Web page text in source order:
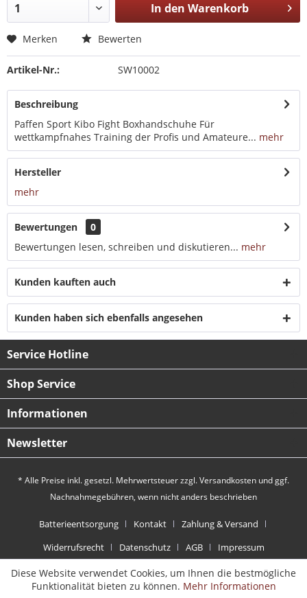
In den Warenkorb
Merken Bewerten
Artikel-Nr.: SW10002
Beschreibung
Paffen Sport Kibo Fight Boxhandschuhe Für
wettkampfnahes Training der Profis und Amateure... mehr
Hersteller
mehr
Bewertungen
0
Bewertungen lesen, schreiben und diskutieren... mehr
Kunden kauften auch
Kunden haben sich ebenfalls angesehen
Service Hotline
Shop Service
Informationen
Newsletter
* Alle Preise inkl. gesetzl. Mehrwertsteuer zzgl.Versandkosten und ggf.
Nachnahmegebühren, wenn nicht anders beschrieben
Batterieentsorgung Kontakt
Zahlung & Versand
Widerrufsrecht
Datenschutz AGB Impressum
Diese Website verwendet Cookies, um Ihnen die bestmögliche
Funktionalität bieten zu können. Mehr Informationen